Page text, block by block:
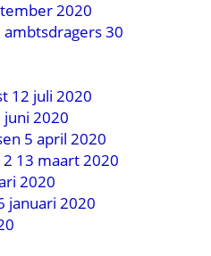
2020
ambtsdragers 30
12 juli 2020
juni 2020
5 april 2020
13 maart 2020
2020
januari 2020